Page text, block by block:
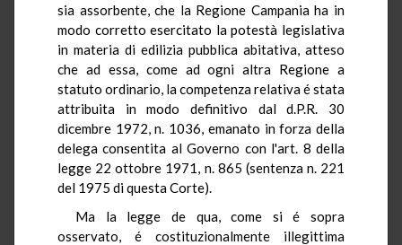
sia assorbente, che la Regione Campania ha in
modo corretto esercitato la potestà legislativa
in materia di edilizia pubblica abitativa, atteso
che ad essa, come ad ogni altra Regione a
statuto ordinario, la competenza relativa é stata
attribuita in modo definitivo dal d.P.R. 30
dicembre 1972, n. 1036, emanato in forza della
delega consentita al Governo con l'art. 8 della
legge 22 ottobre 1971, n. 865 (sentenza n. 221
del 1975 di questa Corte).
Ma la legge de qua, come si é sopra
osservato, é costituzionalmente illegittima